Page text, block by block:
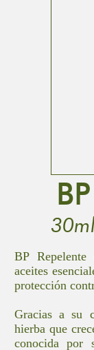
BP
BP
aceites
protección
Gracias a su
hierba que
conocida por